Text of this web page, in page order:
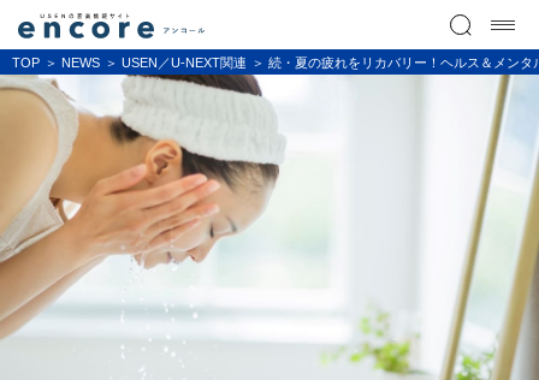
TOP NEWS USEN／U-NEXT関連 続・夏の疲れをリカバリー！ヘルス＆メン